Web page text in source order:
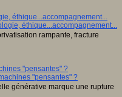
éthique...accompagnement...
rampante, fracture
"pensantes" ?
générative marque une rupture